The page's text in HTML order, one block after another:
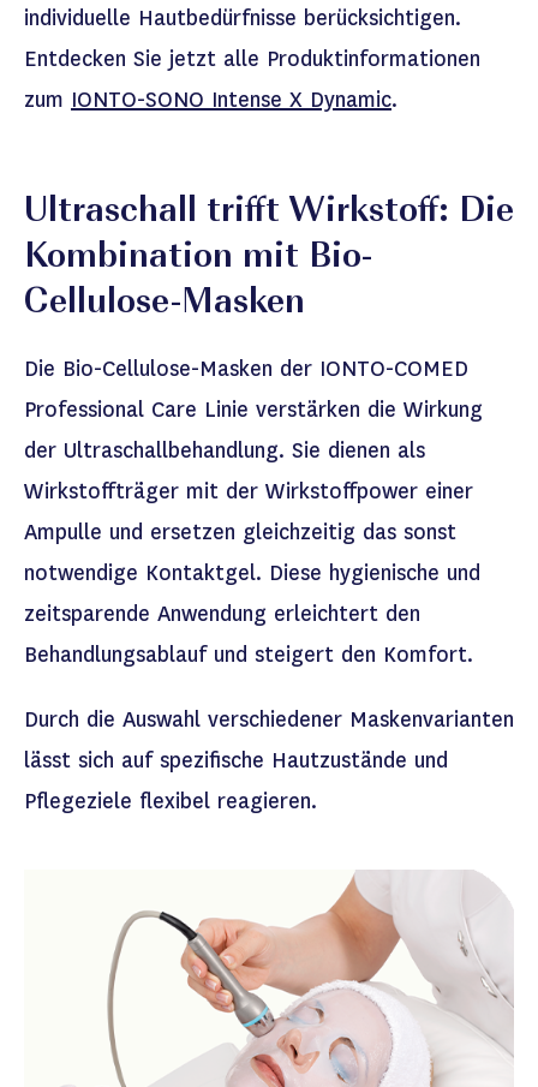
individuelle Hautbedürfnisse berücksichtigen.
Entdecken Sie jetzt alle Produktinformationen
zum IONTO-SONO Intense X Dynamic.
Ultraschall trifft Wirkstoff: Die
Kombination mit Bio-
Cellulose-Masken
Die Bio-Cellulose-Masken der IONTO-COMED
Professional Care Linie verstärken die Wirkung
der Ultraschallbehandlung. Sie dienen als
Wirkstoffträger mit der Wirkstoffpower einer
Ampulle und ersetzen gleichzeitig das sonst
notwendige Kontaktgel. Diese hygienische und
zeitsparende Anwendung erleichtert den
Behandlungsablauf und steigert den Komfort.
Durch die Auswahl verschiedener Maskenvarianten
lässt sich auf spezifische Hautzustände und
Pflegeziele flexibel reagieren.